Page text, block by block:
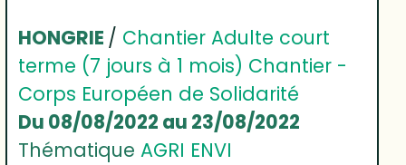
HONGRIE / Chantier Adulte court
terme (7 jours à 1 mois) Chantier -
Corps Européen de Solidarité
Du 08/08/2022 au 23/08/2022
ThématiqueAGRI ENVI